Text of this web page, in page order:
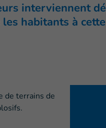
interviennent
habitants à
de terrains de